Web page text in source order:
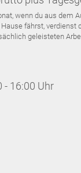
wenn du aus dem
fährst, verdienst
geleisteten
- 16:00 Uhr